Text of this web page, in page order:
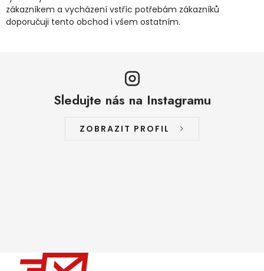
zákazníkem a vycházení vstříc potřebám zákazníků
doporučuji tento obchod i všem ostatním.
Sledujte nás na Instagramu
ZOBRAZIT PROFIL